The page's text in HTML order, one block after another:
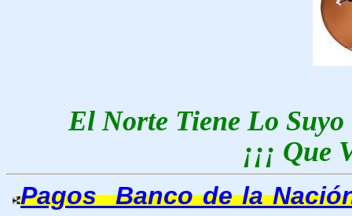
El Norte Tiene Lo
¡¡¡
Pagos Banco de la